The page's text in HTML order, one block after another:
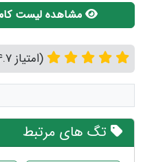
مشاهده لیست
(امتیاز 4.7 | 6422 رای)
تگ های مرتبط